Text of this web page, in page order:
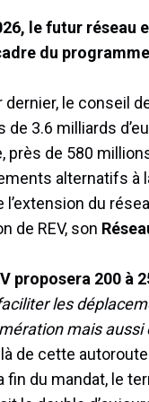
le futur réseau
du
dernier, le conseil
de 3.6 milliards
près de 580
alternatifs à
l’extension du
de REV, son
proposera 200 à
les
mais
de cette
fin du mandat, le